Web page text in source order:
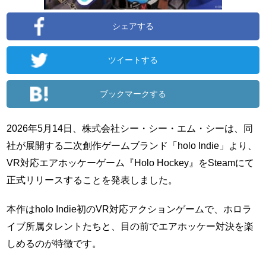
シェアする
ツイートする
ブックマークする
2026年5月14日、株式会社シー・シー・エム・シーは、同
社が展開する二次創作ゲームブランド「holo Indie」より、
VR対応エアホッケーゲーム『Holo Hockey』をSteamにて
正式リリースすることを発表しました。
本作はholo Indie初のVR対応アクションゲームで、ホロラ
イブ所属タレントたちと、目の前でエアホッケー対決を楽
しめるのが特徴です。